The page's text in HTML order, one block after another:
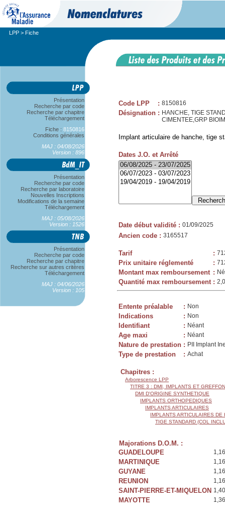
LPP > Fiche
Présentation
Recherche par code
Recherche par chapitre
Téléchargement
Fiche : 8150816
Conditions générales
MAJ : 04/08/2026
Version : 896
Présentation
Recherche par code
Recherche par laboratoire
Nouvelles Inscriptions
Modifications de la semaine
Téléchargement
MAJ : 05/08/2026
Version : 1526
Présentation
Recherche par code
Recherche par chapitre
Recherche sur autres critères
Téléchargement
MAJ : 04/06/2026
Version : 105
Code LPP : 8150816
Désignation : HANCHE, TIGE
CIMENTEE,GRP
Implant articulaire de hanche, tige
Dates J.O. et Arrêté
Date début validité : 01/09/2025
Ancien code : 3165517
Tarif :
Prix unitaire réglementé :
Montant max remboursement :
Quantité max remboursement :
Entente préalable : Non
Indications : Non
Identifiant : Néant
Age maxi : Néant
Nature de prestation : PII Implant
Type de prestation : Achat
Chapitres :
Arborescence LPP
TITRE 3 : DMI, IMPLANTS ET
DMI D'ORIGINE SYNTHETIQUE
IMPLANTS ORTHOPEDIQUES
IMPLANTS ARTICULAIRES
IMPLANTS ARTICULAIRES DE
TIGE STANDARD (COL
Majorations D.O.M. :
GUADELOUPE
MARTINIQUE
GUYANE
REUNION
SAINT-PIERRE-ET-MIQUELON
MAYOTTE